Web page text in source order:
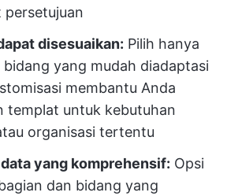
persetujuan
disesuaikan: Pilih hanya
bidang yang mudah diadaptasi
membantu Anda
templat untuk kebutuhan
organisasi tertentu
yang komprehensif: Opsi
dan bidang yang